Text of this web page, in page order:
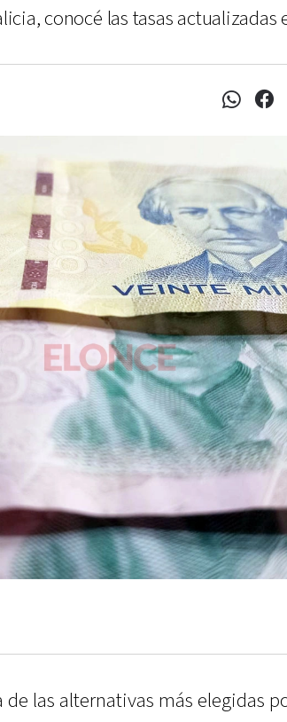
conocé las tasas
de las alternativas más elegidas